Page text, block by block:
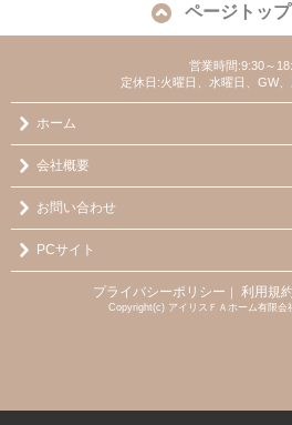
ページトッ
営業時間:9:30～
定休日:火曜日、水曜日、GW
ホーム
会社概要
お問い合わせ
PCサイト
プライバシーポリシー ｜ 利用規約
Copyright(c) アイリスＦＡホーム有限会